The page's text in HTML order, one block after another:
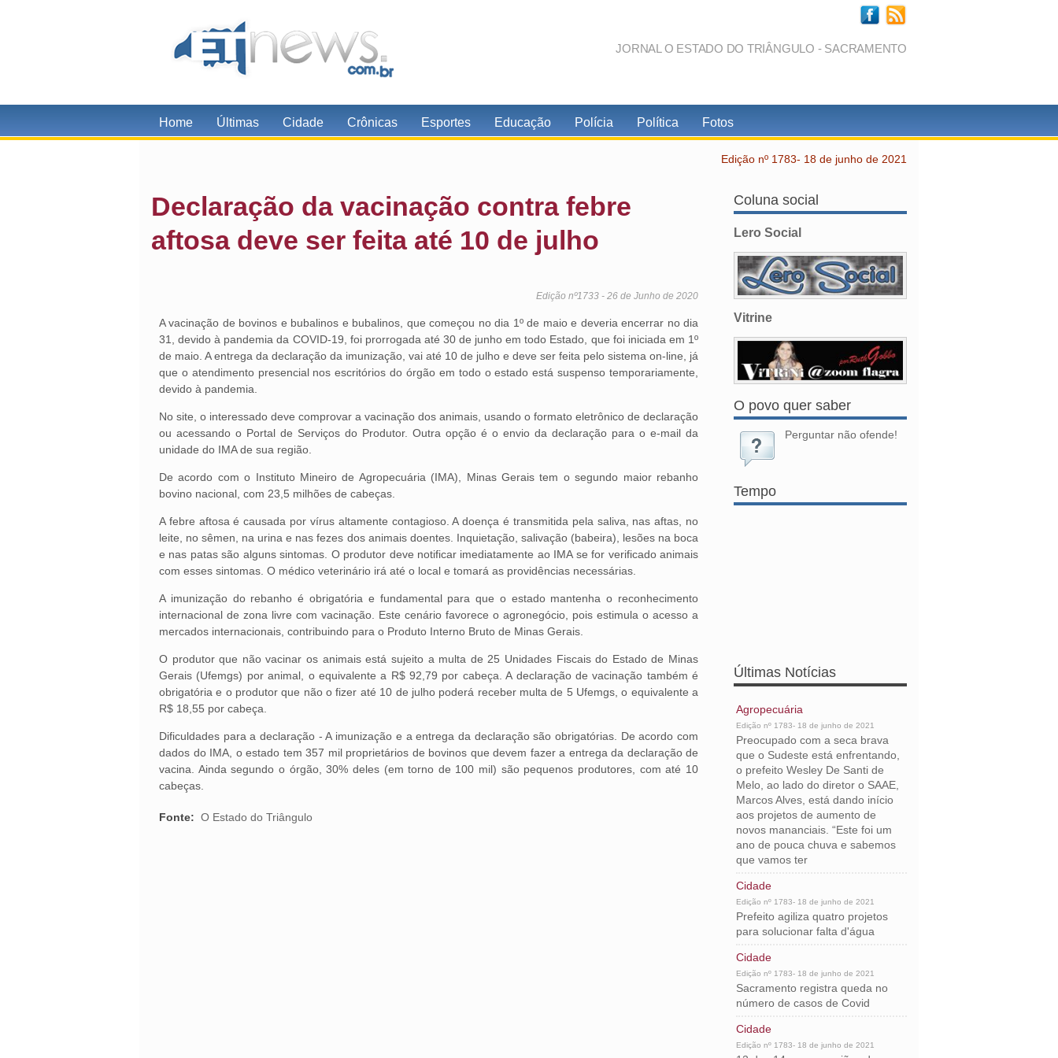
JORNAL O ESTADO DO TRIÂNGULO - SACRAMENTO
Home Últimas Cidade Crônicas Esportes Educação Polícia Política Fotos
Edição nº 1783- 18 de junho de 2021
Declaração da vacinação contra febre
aftosa deve ser feita até 10 de julho
Edição nº1733 - 26 de Junho de 2020
A vacinação de bovinos e bubalinos e bubalinos, que começou no dia 1º de maio e deveria encerrar no dia
31, devido à pandemia da COVID-19, foi prorrogada até 30 de junho em todo Estado, que foi iniciada em 1º
de maio. A entrega da declaração da imunização, vai até 10 de julho e deve ser feita pelo sistema on-line, já
que o atendimento presencial nos escritórios do órgão em todo o estado está suspenso temporariamente,
devido à pandemia.
No site, o interessado deve comprovar a vacinação dos animais, usando o formato eletrônico de declaração
ou acessando o Portal de Serviços do Produtor. Outra opção é o envio da declaração para o e-mail da
unidade do IMA de sua região.
De acordo com o Instituto Mineiro de Agropecuária (IMA), Minas Gerais tem o segundo maior rebanho
bovino nacional, com 23,5 milhões de cabeças.
A febre aftosa é causada por vírus altamente contagioso. A doença é transmitida pela saliva, nas aftas, no
leite, no sêmen, na urina e nas fezes dos animais doentes. Inquietação, salivação (babeira), lesões na boca
e nas patas são alguns sintomas. O produtor deve notificar imediatamente ao IMA se for verificado animais
com esses sintomas. O médico veterinário irá até o local e tomará as providências necessárias.
A imunização do rebanho é obrigatória e fundamental para que o estado mantenha o reconhecimento
internacional de zona livre com vacinação. Este cenário favorece o agronegócio, pois estimula o acesso a
mercados internacionais, contribuindo para o Produto Interno Bruto de Minas Gerais.
O produtor que não vacinar os animais está sujeito a multa de 25 Unidades Fiscais do Estado de Minas
Gerais (Ufemgs) por animal, o equivalente a R$ 92,79 por cabeça. A declaração de vacinação também é
obrigatória e o produtor que não o fizer até 10 de julho poderá receber multa de 5 Ufemgs, o equivalente a
R$ 18,55 por cabeça.
Dificuldades para a declaração - A imunização e a entrega da declaração são obrigatórias. De acordo com
dados do IMA, o estado tem 357 mil proprietários de bovinos que devem fazer a entrega da declaração de
vacina. Ainda segundo o órgão, 30% deles (em torno de 100 mil) são pequenos produtores, com até 10
cabeças.
Fonte: O Estado do Triângulo
Coluna social
Lero Social
Vitrine
O povo quer saber
Perguntar não ofende!
Tempo
Últimas Notícias
Agropecuária
Edição nº 1783- 18 de junho de 2021
Preocupado com a seca brava
que o Sudeste está enfrentando,
o prefeito Wesley De Santi de
Melo, ao lado do diretor o SAAE,
Marcos Alves, está dando início
aos projetos de aumento de
novos mananciais. “Este foi um
ano de pouca chuva e sabemos
que vamos ter
Cidade
Edição nº 1783- 18 de junho de 2021
Prefeito agiliza quatro projetos
para solucionar falta d'água
Cidade
Edição nº 1783- 18 de junho de 2021
Sacramento registra queda no
número de casos de Covid
Cidade
Edição nº 1783- 18 de junho de 2021